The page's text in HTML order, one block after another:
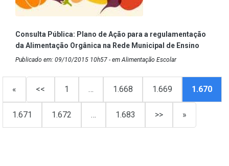
Consulta Pública: Plano de Ação para a regulamentação
da Alimentação Orgânica na Rede Municipal de Ensino
Publicado em: 09/10/2015 10h57 - em Alimentação Escolar
« << 1 … 1.668 1.669 1.670
1.671 1.672 … 1.683 >> »